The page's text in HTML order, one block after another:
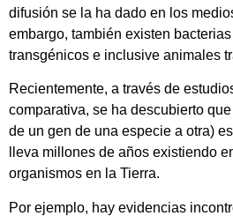
difusión se la ha dado en los
embargo, también existen
transgénicos e inclusive animales
Recientemente, a través de
comparativa, se ha descubierto
de un gen de una especie a otra)
lleva millones de años existiendo
organismos en la Tierra.
Por ejemplo, hay evidencias